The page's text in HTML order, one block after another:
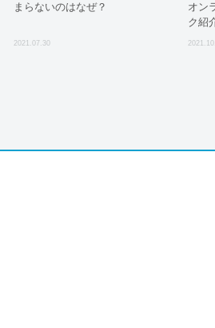
まらないのはなぜ？
2021.07.30
オン
ク紹